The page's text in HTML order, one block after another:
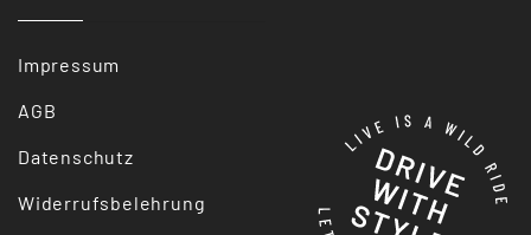
Impressum
AGB
Datenschutz
Widerrufsbelehrung